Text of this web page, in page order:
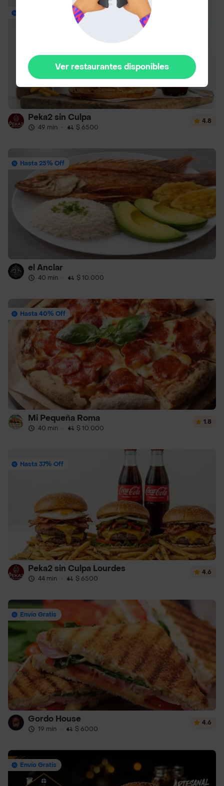
Peka2 sin Culpa
49 min · $ 6500
4.8
Hasta 25% Off
el Anclar
40 min · $ 10.000
Hasta 40% Off
Mi Pequeña Roma
40 min · $ 10.000
1.8
Hasta 37% Off
Peka2 sin Culpa Lourdes
44 min · $ 6500
4.6
Envío Gratis
Gordo House
19 min · $ 6000
4.6
Envío Gratis
Ver restaurantes disponibles